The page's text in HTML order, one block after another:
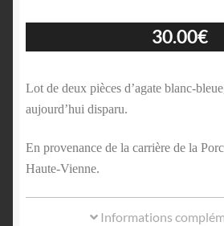
30.00€
Lot de deux pièces d’agate blanc-
aujourd’hui disparu.
En provenance de la carrière de la
Haute-Vienne.
Informations